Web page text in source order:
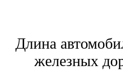
Длина
железных